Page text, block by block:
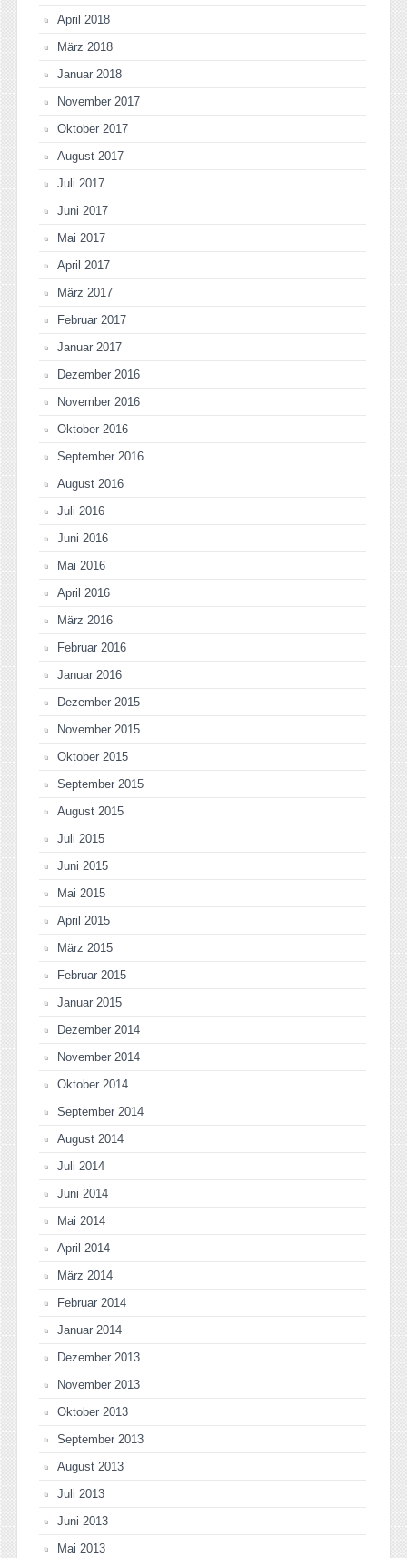
April 2018
März 2018
Januar 2018
November 2017
Oktober 2017
August 2017
Juli 2017
Juni 2017
Mai 2017
April 2017
März 2017
Februar 2017
Januar 2017
Dezember 2016
November 2016
Oktober 2016
September 2016
August 2016
Juli 2016
Juni 2016
Mai 2016
April 2016
März 2016
Februar 2016
Januar 2016
Dezember 2015
November 2015
Oktober 2015
September 2015
August 2015
Juli 2015
Juni 2015
Mai 2015
April 2015
März 2015
Februar 2015
Januar 2015
Dezember 2014
November 2014
Oktober 2014
September 2014
August 2014
Juli 2014
Juni 2014
Mai 2014
April 2014
März 2014
Februar 2014
Januar 2014
Dezember 2013
November 2013
Oktober 2013
September 2013
August 2013
Juli 2013
Juni 2013
Mai 2013